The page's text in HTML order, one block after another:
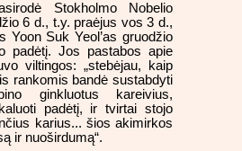
Stokholmo Nobelio
6 d., t.y. praėjus vos 3 d.,
Yoon Suk Yeol’as gruodžio
padėtį. Jos pastabos apie
viltingos: „stebėjau, kaip
rankomis bandė sustabdyti
ginkluotus kareivius,
padėtį, ir tvirtai stojo
karius... šios akimirkos
ir nuoširdumą“.